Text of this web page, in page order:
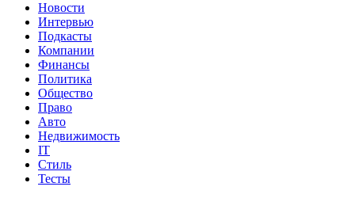
Новости
Интервью
Подкасты
Компании
Финансы
Политика
Общество
Право
Авто
Недвижимость
IT
Стиль
Тесты